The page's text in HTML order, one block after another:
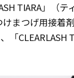
TIARA」（
まつげ用接着
「